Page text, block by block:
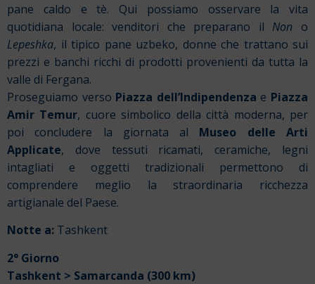
pane caldo e tè. Qui possiamo osservare la vita
quotidiana locale: venditori che preparano il Non o
Lepeshka, il tipico pane uzbeko, donne che trattano sui
prezzi e banchi ricchi di prodotti provenienti da tutta la
valle di Fergana.
Proseguiamo verso Piazza dell’Indipendenza e Piazza
Amir Temur, cuore simbolico della città moderna, per
poi concludere la giornata al Museo delle Arti
Applicate, dove tessuti ricamati, ceramiche, legni
intagliati e oggetti tradizionali permettono di
comprendere meglio la straordinaria ricchezza
artigianale del Paese.
Notte a: Tashkent
2° Giorno
Tashkent > Samarcanda (300 km)